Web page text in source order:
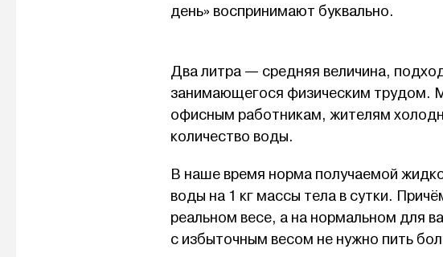
день» воспринимают буквально.
Два литра — средняя величина,
занимающегося физическим трудом.
офисным работникам, жителям
количество воды.
В наше время норма получаемой
воды на 1 кг массы тела в сутки.
реальном весе, а на нормальном для
с избыточным весом не нужно пить